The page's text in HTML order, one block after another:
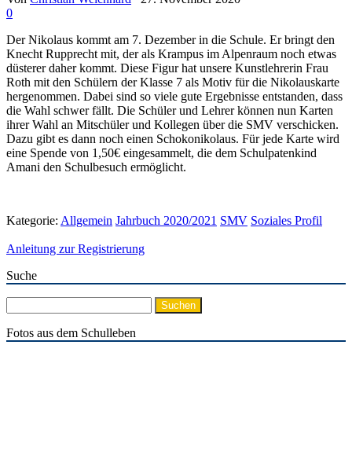
0
Der Nikolaus kommt am 7. Dezember in die Schule. Er bringt den
Knecht Rupprecht mit, der als Krampus im Alpenraum noch etwas
düsterer daher kommt. Diese Figur hat unsere Kunstlehrerin Frau
Roth mit den Schülern der Klasse 7 als Motiv für die Nikolauskarte
hergenommen. Dabei sind so viele gute Ergebnisse entstanden, dass
die Wahl schwer fällt. Die Schüler und Lehrer können nun Karten
ihrer Wahl an Mitschüler und Kollegen über die SMV verschicken.
Dazu gibt es dann noch einen Schokonikolaus. Für jede Karte wird
eine Spende von 1,50€ eingesammelt, die dem Schulpatenkind
Amani den Schulbesuch ermöglicht.
Kategorie: Allgemein Jahrbuch 2020/2021 SMV Soziales Profil
Anleitung zur Registrierung
Suche
nach:
Fotos aus dem Schulleben